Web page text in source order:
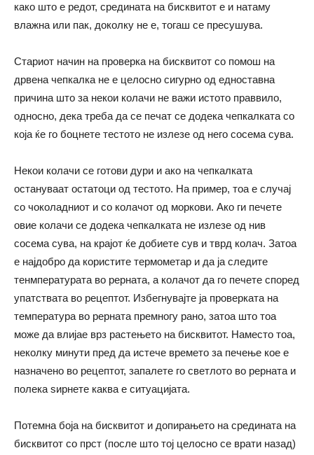
како што е редот, средината на бисквитот е и натаму
влажна или пак, доколку не е, тогаш се пресушува.
Стариот начин на проверка на бисквитот со помош на
дрвена чепкалка не е целосно сигурно од едноставна
причина што за некои колачи не важи истото праввило,
односно, дека треба да се печат се додека чепкалката со
која ќе го боцнете тестото не излезе од него сосема сува.
Некои колачи се готови дури и ако на чепкалката
остануваат остатоци од тестото. На пример, тоа е случај
со чоколадниот и со колачот од моркови. Ако ги печете
овие колачи се додека чепкалката не излезе од нив
сосема сува, на крајот ќе добиете сув и тврд колач. Затоа
е најдобро да користите термометар и да ја следите
тенмпературата во рерната, а колачот да го печете според
упатствата во рецептот. Избегнувајте ја проверката на
температура во рерната премногу рано, затоа што тоа
може да влијае врз растењето на бисквитот. Наместо тоа,
неколку минути пред да истече времето за печење кое е
назначено во рецептот, запалете го светлото во рерната и
полека ѕирнете каква е ситуацијата.
Потемна боја на бисквитот и допирањето на средината на
бисквитот со прст (после што тој целосно се врати назад)